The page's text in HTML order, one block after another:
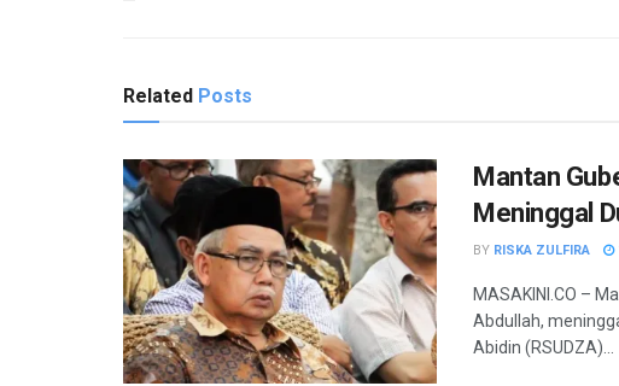
Related Posts
Mantan
Meninggal
BY RISKA ZULFIRA
MASAKINI.CO –
Abdullah,
Abidin (RSUDZA)...